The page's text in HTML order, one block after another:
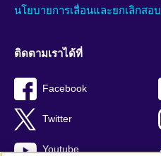
นโยบายการเลื่อนและยกเลิกสอบ
ติดตามเราได้ที่
Facebook
Twitter
Youtube